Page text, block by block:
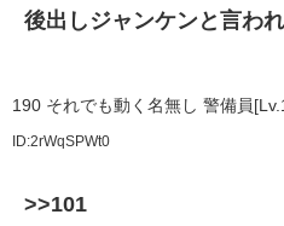
後出しジャンケンと言わ
190 それでも動く名無し 警備員
ID:2rWqSPWt0
>>101